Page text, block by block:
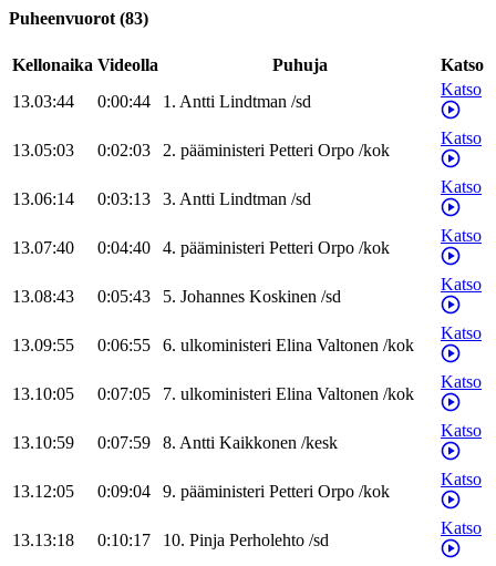
Puheenvuorot (83)
Kellonaika Videolla Puhuja
Katso
13.03:44
0:00:44 1. Antti Lindtman /sd
Katso
13.05:03 0:02:03 2. pääministeri Petteri Orpo /kok
Katso
13.06:14 0:03:13 3. Antti Lindtman /sd
Katso
13.07:40 0:04:40 4. pääministeri Petteri Orpo /kok
Katso
13.08:43 0:05:43 5. Johannes Koskinen /sd
Katso
13.09:55 0:06:55 6. ulkoministeri Elina Valtonen /kok
Katso
13.10:05 0:07:05 7. ulkoministeri Elina Valtonen /kok
Katso
13.10:59 0:07:59 8. Antti Kaikkonen /kesk
Katso
13.12:05 0:09:04 9. pääministeri Petteri Orpo /kok
Katso
13.13:18 0:10:17 10. Pinja Perholehto /sd
Katso